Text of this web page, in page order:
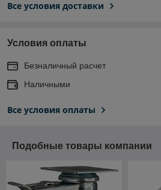
Все условия доставки
Условия оплаты
Безналичный расчет
Наличными
Все условия оплаты
Подобные товары компании